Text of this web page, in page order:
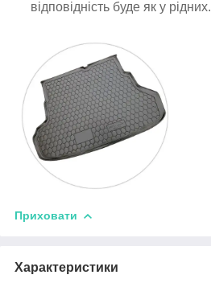
відповідність буде як у рідних.
Приховати
Характеристики